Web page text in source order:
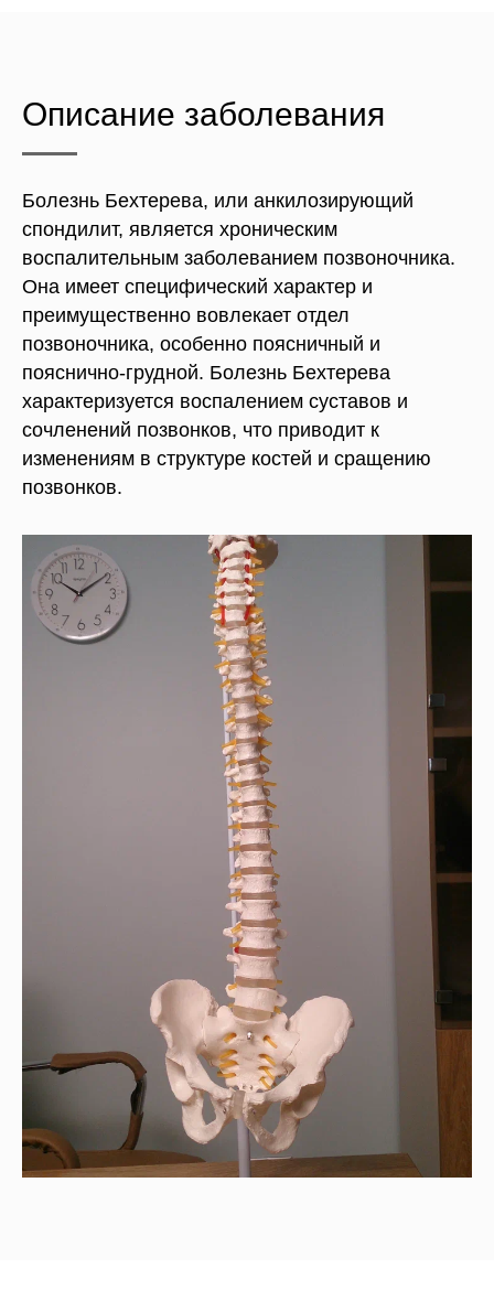
Описание заболевания
Болезнь Бехтерева, или анкилозирующий
спондилит, является хроническим
воспалительным заболеванием позвоночника.
Она имеет специфический характер и
преимущественно вовлекает отдел
позвоночника, особенно поясничный и
пояснично-грудной. Болезнь Бехтерева
характеризуется воспалением суставов и
сочленений позвонков, что приводит к
изменениям в структуре костей и сращению
позвонков.